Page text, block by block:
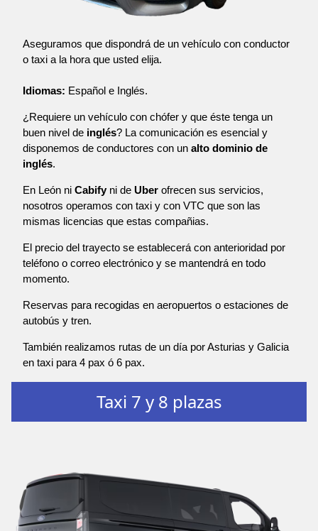
Aseguramos que dispondrá de un vehículo con conductor
o taxi a la hora que usted elija.
Idiomas: Español e Inglés.
¿Requiere un vehículo con chófer y que éste tenga un
buen nivel de inglés? La comunicación es esencial y
disponemos de conductores con un alto dominio de
inglés.
En León ni Cabify ni de Uber ofrecen sus servicios,
nosotros operamos con taxi y con VTC que son las
mismas licencias que estas compañias.
El precio del trayecto se establecerá con anterioridad por
teléfono o correo electrónico y se mantendrá en todo
momento.
Reservas para recogidas en aeropuertos o estaciones de
autobús y tren.
También realizamos rutas de un día por Asturias y Galicia
en taxi para 4 pax ó 6 pax.
Taxi 7 y 8 plazas